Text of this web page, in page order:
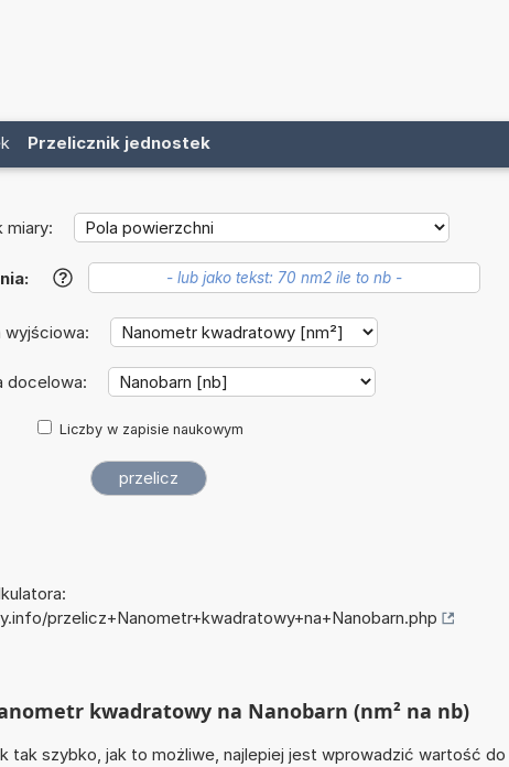
Przelicznik jednostek
miary:
?
docelowa:
Liczby w zapisie naukowym
przelicz+Nanometr+kwadratowy+na+Nanobarn.php
kwadratowy na Nanobarn (nm² na nb)
tak szybko, jak to możliwe, najlepiej jest wprowadzić wartość do